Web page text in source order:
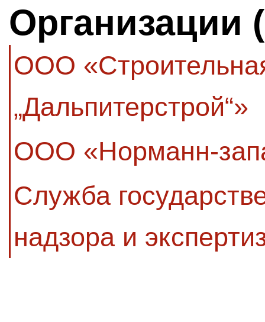
Организации
ООО
„Дальпитерстрой“»
ООО «Норманн-
Служба
надзора и